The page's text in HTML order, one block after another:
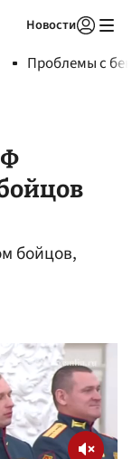
Новости
Проблемы с
бойцов,